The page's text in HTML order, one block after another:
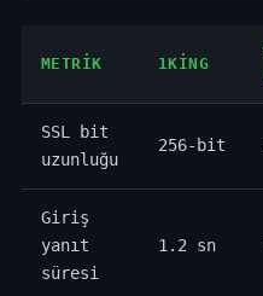
METRIK 1KING
SSL bit
uzunluğu
256-bit
Giriş
yanıt
süresi
1.2 sn